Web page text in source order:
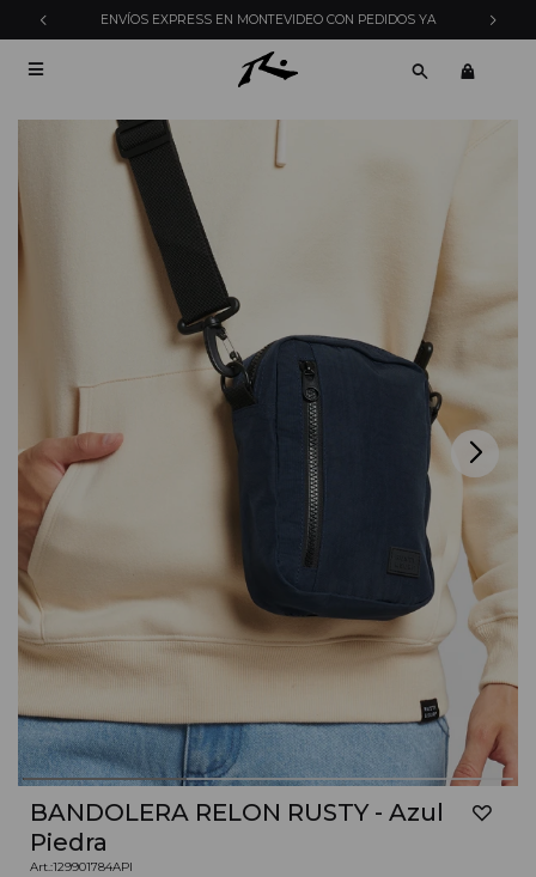
ENVÍOS EXPRESS EN MONTEVIDEO CON PEDIDOS YA

BANDOLERA RELON RUSTY - Azul
Piedra
129901784API